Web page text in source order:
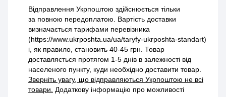
Відправлення Укрпоштою здійснюється тільки
за повною передоплатою. Вартість доставки
визначається тарифами перевізника
(https://www.ukrposhta.ua/ua/taryfy-ukrposhta-standart)
і, як правило, становить 40-45 грн. Товар
доставляється протягом 1-5 днів в залежності від
населеного пункту, куди необхідно доставити товар.
Зверніть увагу, що відправляються Укрпоштою не всі
товари.
Додаткову інформацію про можливості